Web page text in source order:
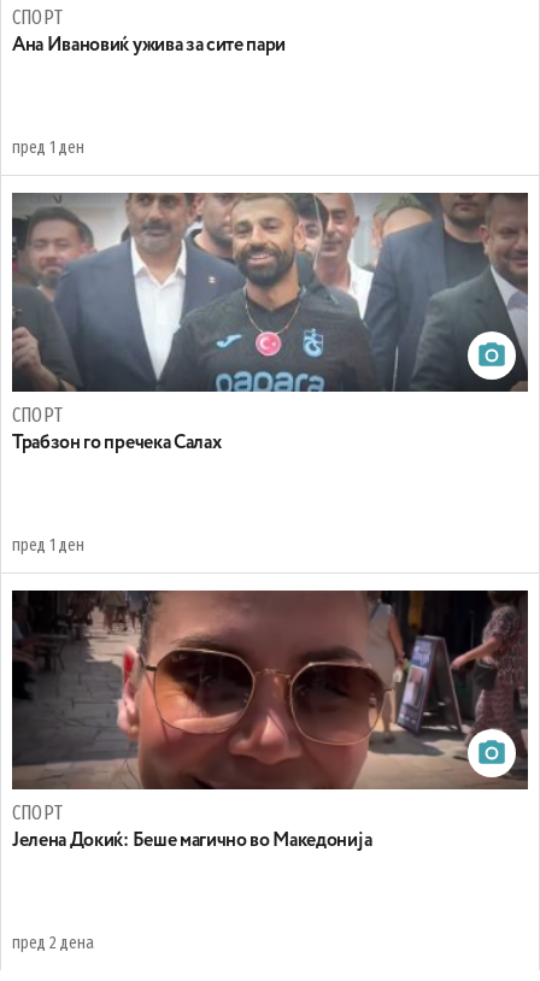
СПОРТ
Ана Ивановиќ ужива за сите пари
пред 1 ден
СПОРТ
Трабзон го пречека Салах
пред 1 ден
СПОРТ
Јелена Докиќ: Беше магично во Македонија
пред 2 дена